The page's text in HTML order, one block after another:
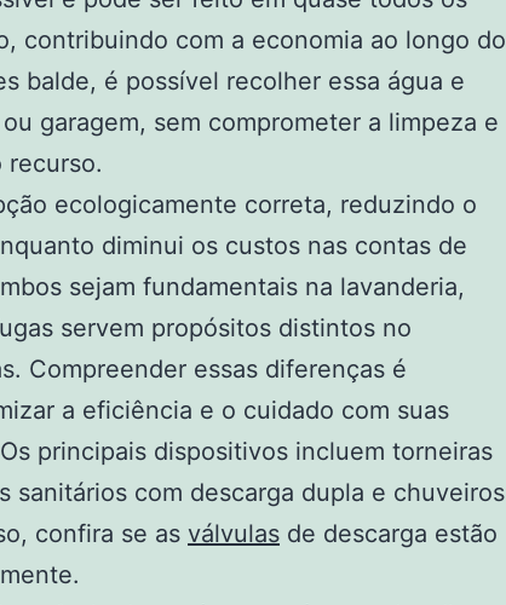
contribuindo com a economia ao longo do
balde, é possível recolher essa água e
garagem, sem comprometer a limpeza e
recurso.
ecologicamente correta, reduzindo o
diminui os custos nas contas de
sejam fundamentais na lavanderia,
servem propósitos distintos no
Compreender essas diferenças é
a eficiência e o cuidado com suas
principais dispositivos incluem torneiras
sanitários com descarga dupla e chuveiros
confira se as válvulas de descarga estão